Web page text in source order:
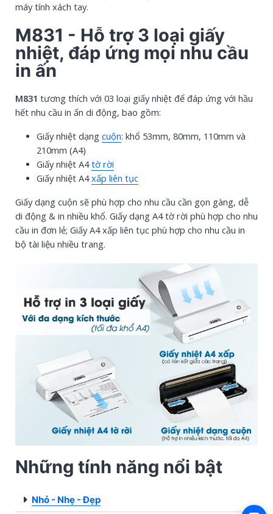
máy tính xách tay.
M831 - Hỗ trợ 3 loại giấy
nhiệt, đáp ứng mọi nhu cầu
in ấn
M831 tương thích với 03 loại giấy nhiệt để đáp ứng với hầu
hết nhu cầu in ấn di động, bao gồm:
Giấy nhiệt dạng cuộn: khổ 53mm, 80mm, 110mm và
210mm (A4)
Giấy nhiệt A4tờ rời
Giấy nhiệt A4xấp liên tục
Giấy dạng cuộn sẽ phù hợp cho nhu cầu cần gọn gàng, dễ
di động & in nhiều khổ. Giấy dạng A4 tờ rời phù hợp cho nhu
cầu in đơn lẻ; Giấy A4 xấp liên tục phù hợp cho nhu cầu in
bộ tài liệu nhiều trang.
Những tính năng nổi bật
Nhỏ - Nhẹ - Đẹp